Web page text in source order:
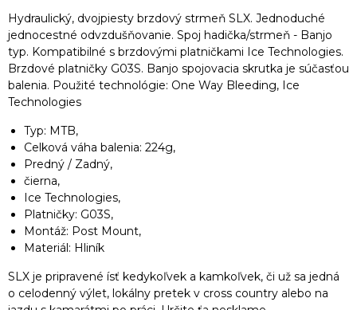
Hydraulický, dvojpiesty brzdový strmeň SLX. Jednoduché
jednocestné odvzdušňovanie. Spoj hadička/strmeň - Banjo
typ. Kompatibilné s brzdovými platničkami Ice Technologies.
Brzdové platničky G03S. Banjo spojovacia skrutka je súčasťou
balenia. Použité technológie: One Way Bleeding, Ice
Technologies
Typ: MTB,
Celková váha balenia: 224g,
Predný / Zadný,
čierna,
Ice Technologies,
Platničky: G03S,
Montáž: Post Mount,
Materiál: Hliník
SLX je pripravené ísť kedykoľvek a kamkoľvek, či už sa jedná
o celodenný výlet, lokálny pretek v cross country alebo na